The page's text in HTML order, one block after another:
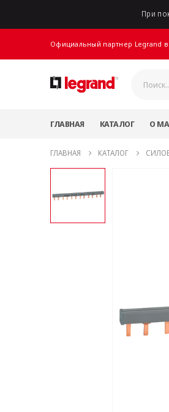
При
Официальный партнер Legrand
ГЛАВНАЯ КАТАЛОГ О
ГЛАВНАЯ КАТАЛОГ